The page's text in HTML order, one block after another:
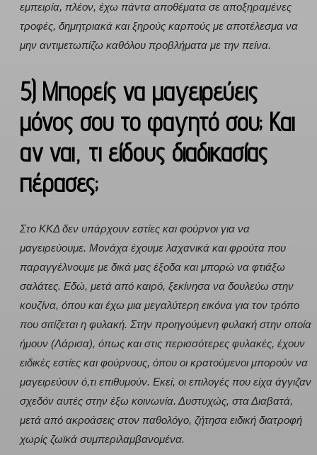
εμπειρία, πλέον, έχω πάντα αποθέματα σε αποξηραμένες
τροφές, δημητριακά και ξηρούς καρπούς με αποτέλεσμα να
μην αντιμετωπίζω καθόλου προβλήματα με την πείνα.
5) Μπορείς να μαγειρεύεις
μόνος σου το φαγητό σου; Και
αν ναι, τι είδους διαδικασίας
πέρασες;
Στο ΚΚΔ δεν υπάρχουν εστίες και φούρνοι για να
μαγειρεύουμε. Μονάχα έχουμε λαχανικά και φρούτα που
παραγγέλνουμε με δικά μας έξοδα και μπορώ να φτιάξω
σαλάτες. Εδώ, μετά από καιρό, ξεκίνησα να δουλεύω στην
κουζίνα, όπου και έχω μια μεγαλύτερη εικόνα για τον τρόπο
που σιτίζεται η φυλακή. Στην προηγούμενη φυλακή στην οποία
ήμουν (Λάρισα), όπως και στις περισσότερες φυλακές, έχουν
ειδικές εστίες και φούρνους, όπου οι κρατούμενοι μπορούν να
μαγειρεύουν ό,τι επιθυμούν. Εκεί, οι επιλογές που είχα άγγιζαν
σχεδόν αυτές στην έξω κοινωνία. Δυστυχώς, στα Διαβατά,
μετά από ακροάσεις στον παθολόγο, ζήτησα ειδική διατροφή
χωρίς ζωϊκά συμπεριλαμβανομένα.